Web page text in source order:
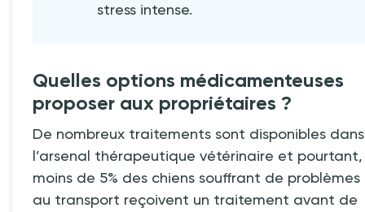
stress intense.
Quelles options médicamenteuses
proposer aux propriétaires ?
De nombreux traitements sont disponibles dans
l’arsenal thérapeutique vétérinaire et pourtant,
moins de 5% des chiens souffrant de problèmes
au transport reçoivent un traitement avant de